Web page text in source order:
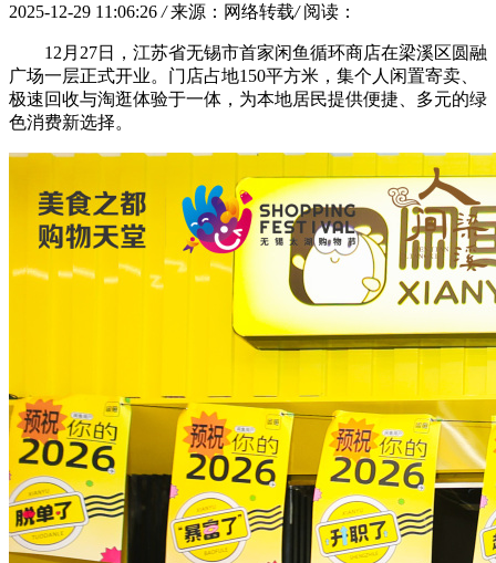
2025-12-29 11:06:26 / 来源：网络转载/ 阅读：
12月27日，江苏省无锡市首家闲鱼循环商店在梁溪区圆融
广场一层正式开业。门店占地150平方米，集个人闲置寄卖、
极速回收与淘逛体验于一体，为本地居民提供便捷、多元的绿
色消费新选择。